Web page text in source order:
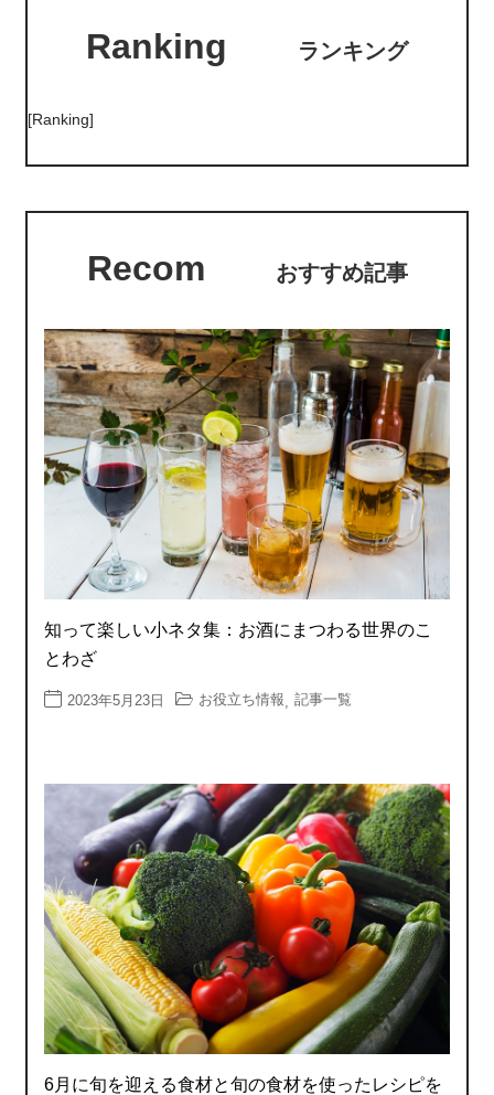
Ranking ランキング
[Ranking]
Recom おすすめ記事
知って楽しい小ネタ集：お酒にまつわる世界のこ
とわざ
2023年5月23日 お役立ち情報, 記事一覧
6月に旬を迎える食材と旬の食材を使ったレシピを